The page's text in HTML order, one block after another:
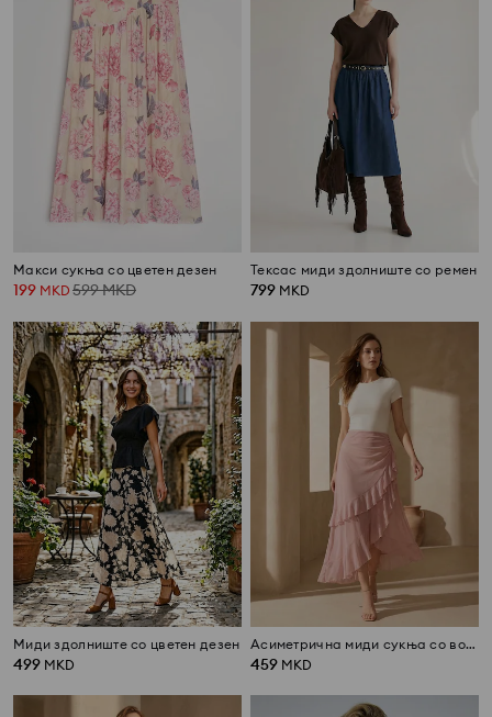
Макси сукња со цветен дезен
199 MKD 599MKD
Тексас миди здолниште со ремен
799 MKD
Миди здолниште со цветен дезен
499 MKD
Асиметрична миди сукња со волани
459 MKD